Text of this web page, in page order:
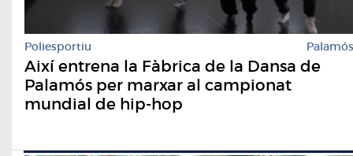
Poliesportiu Palamós
Així entrena la Fàbrica de la Dansa de
Palamós per marxar al campionat
mundial de hip-hop